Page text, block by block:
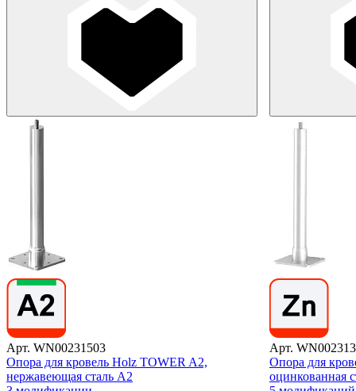
Арт. WN00231503
Опора для кровель Holz TOWER A2,
нержавеющая сталь А2
Арт.
Опора для
оцинкованная